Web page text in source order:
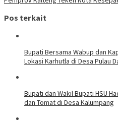
Pos terkait
Bupati Bersama Wabup dan
Lokasi Karhutla di Desa Pulau
Bupati dan Wakil Bupati HSU
dan Tomat di Desa Kalumpang